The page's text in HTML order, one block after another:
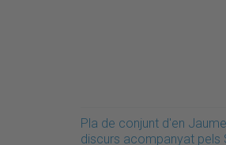
Pla de conjunt d'en
discurs acompanyat pels